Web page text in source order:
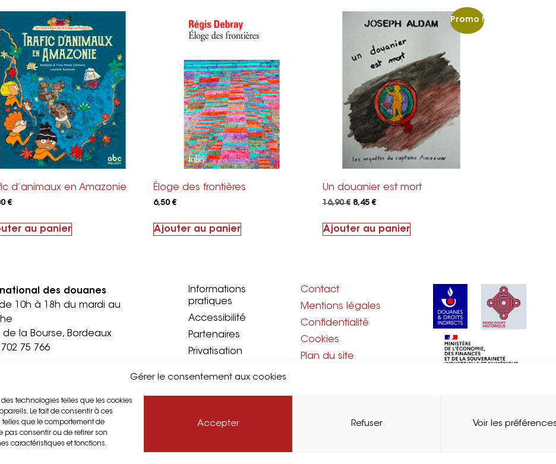
Gérer le consentement aux cookies
technologies telles que les cookies
Le fait de consentir à ces
que le comportement de
pas consentir ou de retirer son
caractéristiques et fonctions.
Accepter Refuser Voir les
d’animaux en Amazonie
€
au panier
Éloge des frontières
6,50€
Ajouter au panier
Promo !
Un douanier est mort
16,90€ 8,45€
Ajouter au panier
des douanes
10h à 18h du mardi au
de la Bourse, Bordeaux
75 766
lundi au vendredi sur
la douane, Bordeaux
75 671
Informations
pratiques
Accessibilité
Partenaires
Privatisation
Contact
Mentions légales
Confidentialité
Cookies
Plan du site